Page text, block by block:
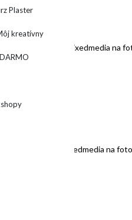
Plaster
kreatívny
II”, 50x50cm, mixedmedia na
/ SOLD
I”, 50x50cm, mixedmedia na
/ SOLD